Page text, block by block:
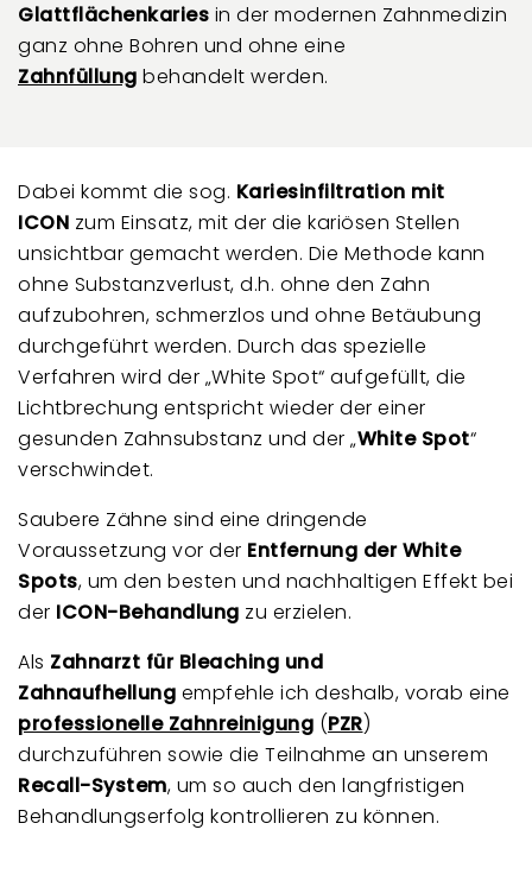
Glattflächenkaries in der modernen Zahnmedizin
ganz ohne Bohren und ohne eine
Zahnfüllung behandelt werden.
Dabei kommt die sog. Kariesinfiltration mit
ICON zum Einsatz, mit der die kariösen Stellen
unsichtbar gemacht werden. Die Methode kann
ohne Substanzverlust, d.h. ohne den Zahn
aufzubohren, schmerzlos und ohne Betäubung
durchgeführt werden. Durch das spezielle
Verfahren wird der „White Spot“ aufgefüllt, die
Lichtbrechung entspricht wieder der einer
gesunden Zahnsubstanz und der „White Spot“
verschwindet.
Saubere Zähne sind eine dringende
Voraussetzung vor der Entfernung der White
Spots, um den besten und nachhaltigen Effekt bei
der ICON-Behandlung zu erzielen.
Als Zahnarzt für Bleaching und
Zahnaufhellung empfehle ich deshalb, vorab eine
professionelle Zahnreinigung (PZR)
durchzuführen sowie die Teilnahme an unserem
Recall-System, um so auch den langfristigen
Behandlungserfolg kontrollieren zu können.